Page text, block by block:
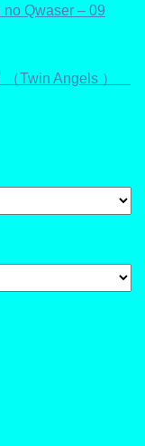
Qwaser – 09
（Twin Angels ）